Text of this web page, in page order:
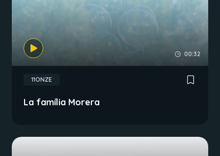
00:32
11ONZE
La família Morera